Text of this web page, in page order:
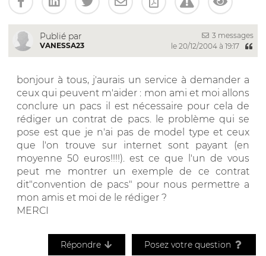
Publié par
VANESSA23
3 messages
le 20/12/2004 à 19:17
bonjour à tous, j'aurais un service à demander a
ceux qui peuvent m'aider : mon ami et moi allons
conclure un pacs il est nécessaire pour cela de
rédiger un contrat de pacs. le problème qui se
pose est que je n'ai pas de model type et ceux
que l'on trouve sur internet sont payant (en
moyenne 50 euros!!!!). est ce que l'un de vous
peut me montrer un exemple de ce contrat
dit"convention de pacs" pour nous permettre a
mon amis et moi de le rédiger ?
MERCI
Répondre Posez votre question